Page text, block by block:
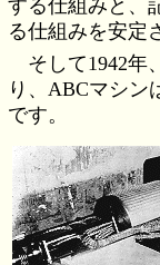
する仕組みと、
る仕組みを安定
そして1942年
り、ABCマシン
です。